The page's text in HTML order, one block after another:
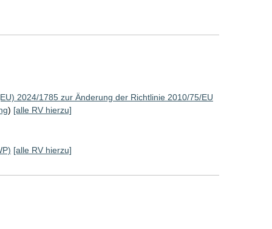
2024/1785 zur Änderung der Richtlinie 2010/75/EU
) [alle RV hierzu]
[alle RV hierzu]